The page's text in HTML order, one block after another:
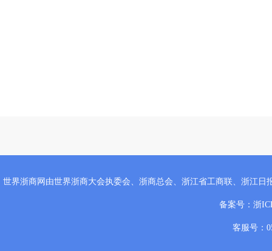
世界浙商网由世界浙商大会执委会、浙商总会、浙江省工商联、浙江
备案号： 浙
客服号：